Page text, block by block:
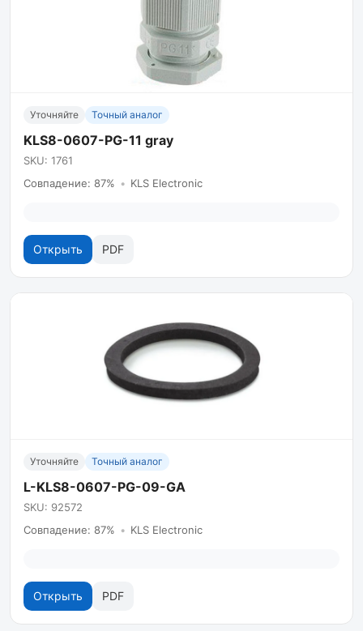
Уточняйте Точный аналог
KLS8-0607-PG-11 gray
SKU: 1761
Совпадение: 87% • KLS Electronic
Открыть PDF
Уточняйте Точный аналог
L-KLS8-0607-PG-09-GA
SKU: 92572
Совпадение: 87% • KLS Electronic
Открыть PDF